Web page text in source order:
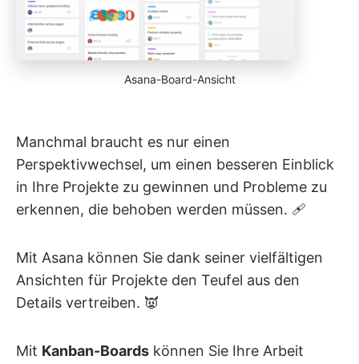
Asana-Board-Ansicht
Manchmal braucht es nur einen
Perspektivwechsel, um einen besseren Einblick
in Ihre Projekte zu gewinnen und Probleme zu
erkennen, die behoben werden müssen. 🩹
Mit Asana können Sie dank seiner vielfältigen
Ansichten für Projekte den Teufel aus den
Details vertreiben. 👿
Mit Kanban-Boards können Sie Ihre Arbeit